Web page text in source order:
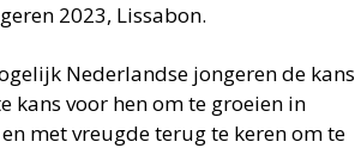
2023, Lissabon.
Nederlandse jongeren de kans
kans voor hen om te groeien in
met vreugde terug te keren om te